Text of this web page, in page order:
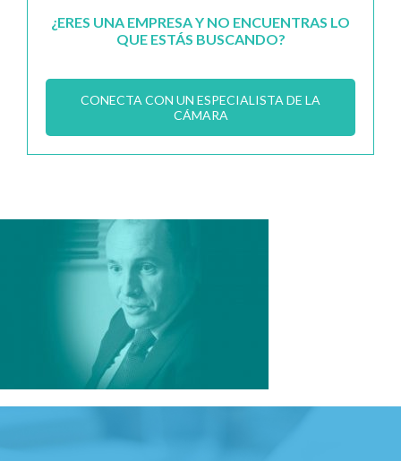
¿ERES UNA EMPRESA Y NO ENCUENTRAS LO
QUE ESTÁS BUSCANDO?
CONECTA CON UN ESPECIALISTA DE LA
CÁMARA